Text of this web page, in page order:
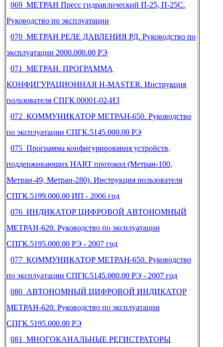
069 МЕТРАН Пресс гидравлический П-25, П-25С.
Руководство по эксплуатации
070 МЕТРАН РЕЛЕ ДАВЛЕНИЯ РД. Руководство по
эксплуатации 2000.000.00 РЭ
071 МЕТРАН. ПРОГРАММА
КОНФИГУРАЦИОННАЯ H-MASTER. Инструкция
пользователя СПГК.00001-02-И3
072 КОММУНИКАТОР МЕТРАН-650. Руководство
по эксплуатации СПГК.5145.000.00 РЭ
075 Программа конфигурирования устройств,
поддерживающих HART протокол (Метран-100,
Метран-49, Метран-280). Инструкция пользователя
СПГК.5199.000.00 ИП - 2006 год
076 ИНДИКАТОР ЦИФРОВОЙ АВТОНОМНЫЙ
МЕТРАН-620. Руководство по эксплуатации
СПГК.5195.000.00 РЭ - 2007 год
077 КОММУНИКАТОР МЕТРАН-650. Руководство
по эксплуатации СПГК.5145.000.00 РЭ - 2007 год
080 АВТОНОМНЫЙ ЦИФРОВОЙ ИНДИКАТОР
МЕТРАН-620. Руководство по эксплуатации
СПГК.5195.000.00 РЭ
081 МНОГОКАНАЛЬНЫЕ РЕГИСТРАТОРЫ